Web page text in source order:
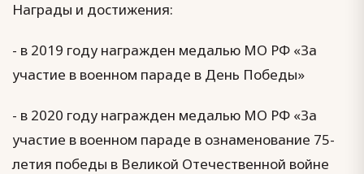
Награды и достижения:
- в 2019 году награжден медалью МО РФ «За
участие в военном параде в День Победы»
- в 2020 году награжден медалью МО РФ «За
участие в военном параде в ознаменование 75-
летия победы в Великой Отечественной войне